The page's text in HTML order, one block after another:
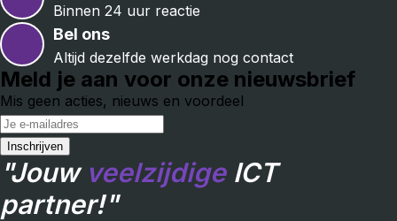
Binnen 24 uur reactie
Bel ons
Altijd dezelfde werkdag nog contact
Meld je aan voor onze nieuwsbrief
Mis geen acties, nieuws en voordeel
"Jouw veelzijdigeICT
partner!"